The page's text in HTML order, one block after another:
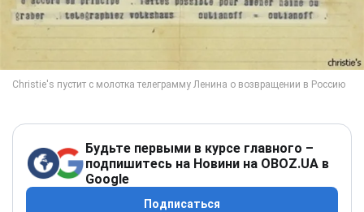
Будьте первыми в курсе главного –
подпишитесь на Новини на OBOZ.UA в
Google
Подписаться